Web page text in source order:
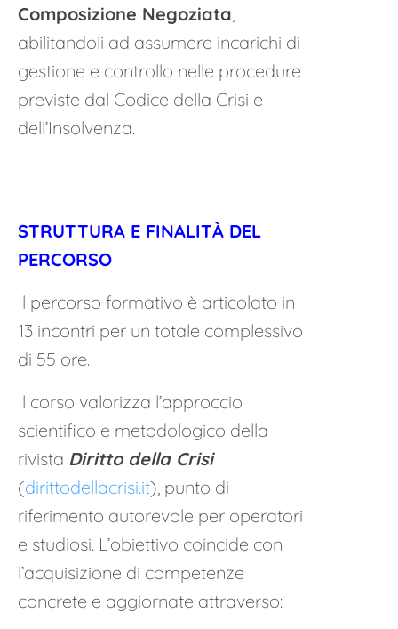
Composizione Negoziata,
abilitandoli ad assumere incarichi di
gestione e controllo nelle procedure
previste dal Codice della Crisi e
dell’Insolvenza.
STRUTTURA E FINALITÀ DEL
PERCORSO
Il percorso formativo è articolato in
13 incontri per un totale complessivo
di 55 ore.
Il corso valorizza l’approccio
scientifico e metodologico della
rivista Diritto della Crisi
(dirittodellacrisi.it), punto di
riferimento autorevole per operatori
e studiosi. L’obiettivo coincide con
l’acquisizione di competenze
concrete e aggiornate attraverso: